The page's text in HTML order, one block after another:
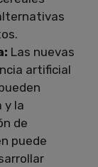
Las nuevas
artificial
y la
de
puede